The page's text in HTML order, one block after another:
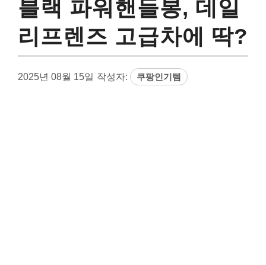
블랙 파워핸들봉, 데일
리프렌즈 고급차에 딱?
2025년 08월 15일 작성자: 쿠팡인기템